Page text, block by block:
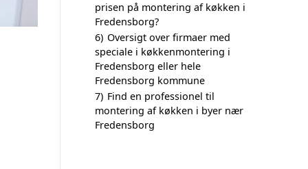
prisen på montering af køkken i
Fredensborg?
6) Oversigt over firmaer med
speciale i køkkenmontering i
Fredensborg eller hele
Fredensborg kommune
7) Find en professionel til
montering af køkken i byer nær
Fredensborg